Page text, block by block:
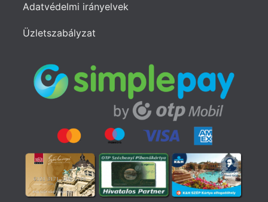
Adatvédelmi irányelvek
Üzletszabályzat